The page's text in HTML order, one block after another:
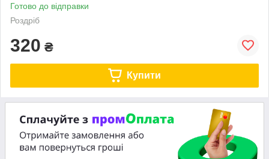
Готово до відправки
Роздріб
320 ₴
Купити